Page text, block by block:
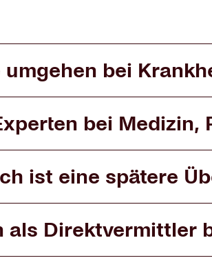
umgehen bei
bei Medizin,
ist eine spätere
als Direktvermittler